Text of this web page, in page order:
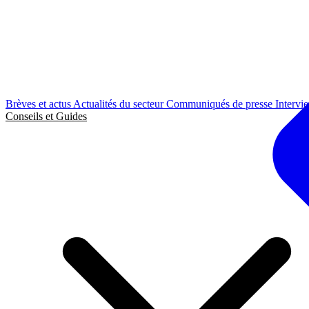
Brèves et actus Actualités du secteurCommuniqués de presse
Conseils et Guides